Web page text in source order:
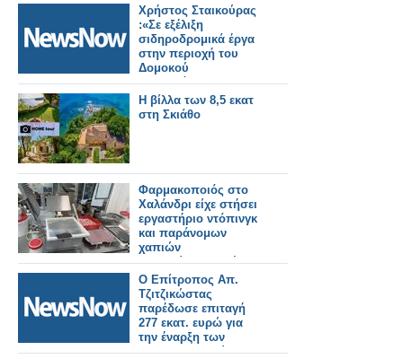
Χρήστος Σταικούρας
:«Σε εξέλιξη
σιδηροδρομικά έργα
στην περιοχή του
Δομοκού
αποκατάστασης
Daniel 188 εκατ. ευρώ.
Η βίλλα των 8,5 εκατ
στη Σκιάθο
Φαρμακοποιός στο
Χαλάνδρι είχε στήσει
εργαστήριο ντόπινγκ
και παράνομων
χαπιών
αδυνατίσματος, έκανε
εξαγωγές σε 90 χώρες
με τζίρο 1 εκατ. ευρώ
Ο Επίτροπος Απ.
Τζιτζικώστας
παρέδωσε επιταγή
277 εκατ. ευρώ για
την έναρξη των
σιδηροδρομικών-